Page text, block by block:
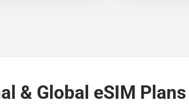
& Global eSIM Plans